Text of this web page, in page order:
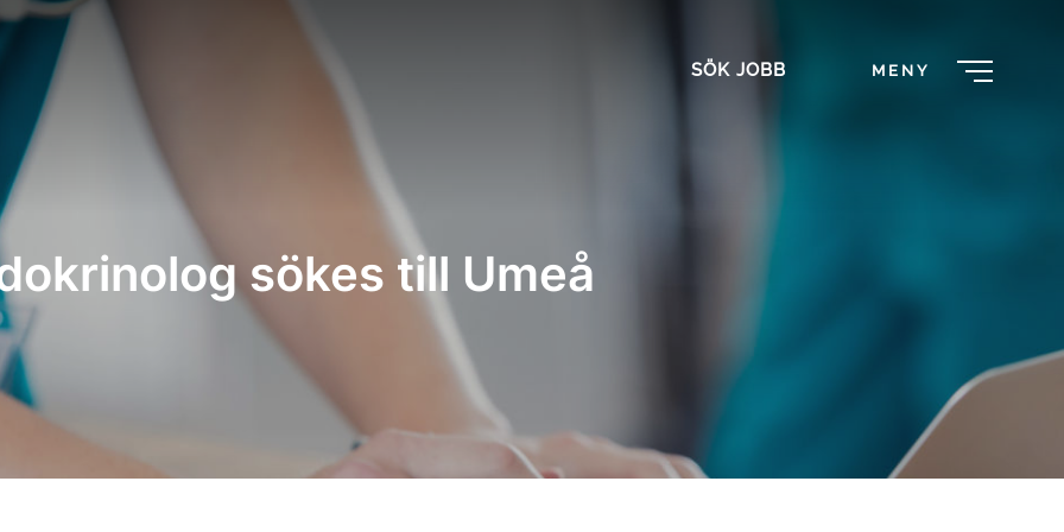
SÖK JOBB MENY
sökes till Umeå